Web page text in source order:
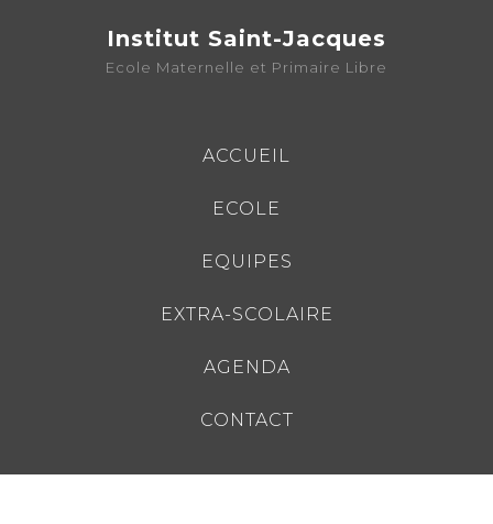
Institut Saint-Jacques
Ecole Maternelle et Primaire Libre
ACCUEIL
ECOLE
EQUIPES
EXTRA-SCOLAIRE
AGENDA
CONTACT